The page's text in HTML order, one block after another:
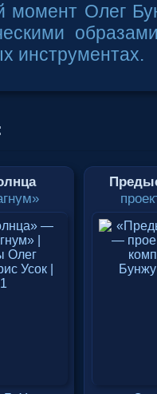
момент Олег
инструментах.